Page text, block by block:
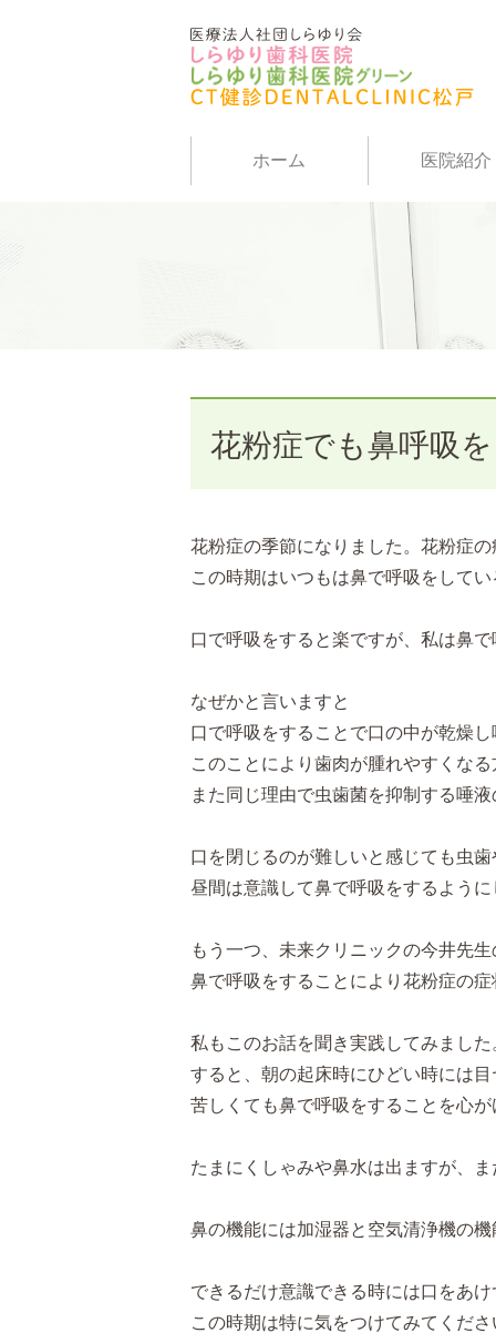
ホーム 医院紹介
花粉症でも鼻呼吸
花粉症の季節になりました。花粉症
この時期はいつもは鼻で呼吸をして
口で呼吸をすると楽ですが、私は鼻
なぜかと言いますと
口で呼吸をすることで口の中が乾燥
このことにより歯肉が腫れやすくな
また同じ理由で虫歯菌を抑制する唾
口を閉じるのが難しいと感じても虫
昼間は意識して鼻で呼吸をするよう
もう一つ、未来クリニックの今井先
鼻で呼吸をすることにより花粉症の
私もこのお話を聞き実践してみました
すると、朝の起床時にひどい時には
苦しくても鼻で呼吸をすることを心
たまにくしゃみや鼻水は出ますが、
鼻の機能には加湿器と空気清浄機の
できるだけ意識できる時には口をあ
この時期は特に気をつけてみてくださ